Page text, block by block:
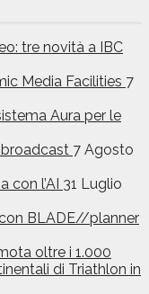
tre novità a IBC
Media Facilities 7
Aura per le
7 Agosto
con l’AI 31 Luglio
BLADE//planner
oltre i 1.000
di Triathlon in